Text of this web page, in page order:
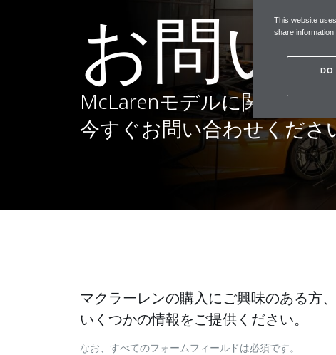
お問い
McLarenモデルに関するア
今すぐお問い合わせくださ
マクラーレンの購入にご興味のある方、
いくつかの情報をご提供ください。
なお、すべてのフォームフィールドは必須です。
This website
share
DO